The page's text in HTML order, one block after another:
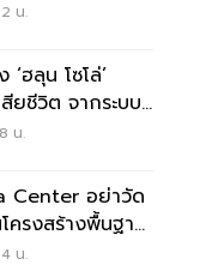
น.
‘ฮลุน โซโล่’
ยชีวิต จากระบบ
น.
Center อย่าวัด
ครงสร้างพื้นฐาน
น.